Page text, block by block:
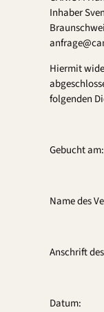
Inhaber
Hiermit
folgenden
Gebucht am:
Name des
Anschrift
Datum: